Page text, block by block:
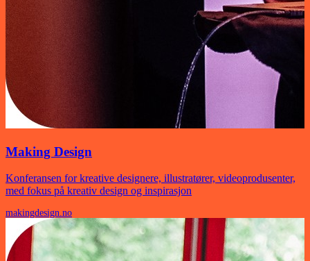
Making Design
Konferansen for kreative designere, illustratører, videoprodusenter,
med fokus på kreativ design og inspirasjon
makingdesign.no